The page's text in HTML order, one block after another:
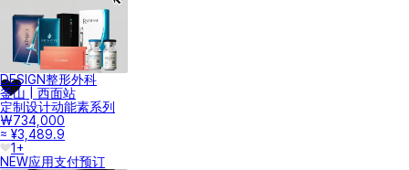
DESIGN整形外科
釜山 | 西面站
定制设计动能素系列
₩734,000
≈ ¥3,489.9
1+
NEW应用支付预订